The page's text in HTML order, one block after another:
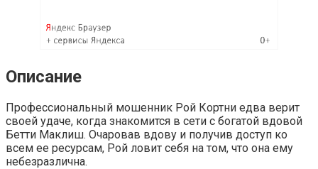
Описание
Профессиональный мошенник Рой Кортни едва верит
своей удаче, когда знакомится в сети с богатой вдовой
Бетти Маклиш. Очаровав вдову и получив доступ ко
всем ее ресурсам, Рой ловит себя на том, что она ему
небезразлична.